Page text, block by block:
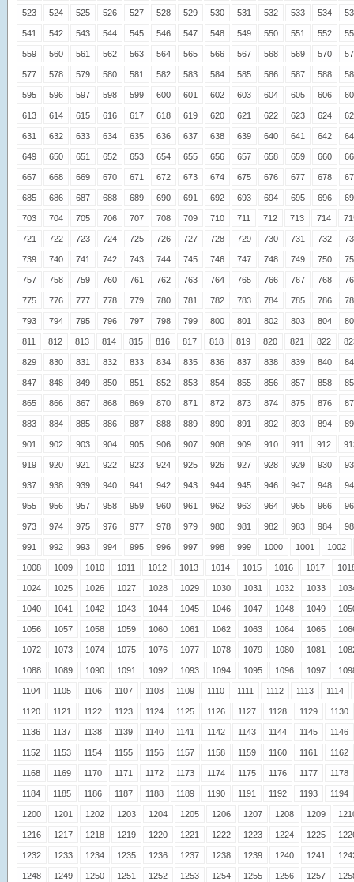
523 524 525 526 527 528 529 530 531 532 533 534
541 542 543 544 545 546 547 548 549 550 551 552
559 560 561 562 563 564 565 566 567 568 569 570
577 578 579 580 581 582 583 584 585 586 587 588
595 596 597 598 599 600 601 602 603 604 605 606
613 614 615 616 617 618 619 620 621 622 623 624
631 632 633 634 635 636 637 638 639 640 641 642
649 650 651 652 653 654 655 656 657 658 659 660
667 668 669 670 671 672 673 674 675 676 677 678
685 686 687 688 689 690 691 692 693 694 695 696
703 704 705 706 707 708 709 710 711 712 713 714
721 722 723 724 725 726 727 728 729 730 731 732
739 740 741 742 743 744 745 746 747 748 749 750
757 758 759 760 761 762 763 764 765 766 767 768
775 776 777 778 779 780 781 782 783 784 785 786
793 794 795 796 797 798 799 800 801 802 803 804
811 812 813 814 815 816 817 818 819 820 821 822
829 830 831 832 833 834 835 836 837 838 839 840
847 848 849 850 851 852 853 854 855 856 857 858
865 866 867 868 869 870 871 872 873 874 875 876
883 884 885 886 887 888 889 890 891 892 893 894
901 902 903 904 905 906 907 908 909 910 911 912
919 920 921 922 923 924 925 926 927 928 929 930
937 938 939 940 941 942 943 944 945 946 947 948
955 956 957 958 959 960 961 962 963 964 965 966
973 974 975 976 977 978 979 980 981 982 983 984
991 992 993 994 995 996 997 998 999 1000 1001 1002
1008 1009 1010 1011 1012 1013 1014 1015 1016 1017
1024 1025 1026 1027 1028 1029 1030 1031 1032 1033
1040 1041 1042 1043 1044 1045 1046 1047 1048 1049
1056 1057 1058 1059 1060 1061 1062 1063 1064 1065
1072 1073 1074 1075 1076 1077 1078 1079 1080 1081
1088 1089 1090 1091 1092 1093 1094 1095 1096 1097
1104 1105 1106 1107 1108 1109 1110 1111 1112 1113 1114
1120 1121 1122 1123 1124 1125 1126 1127 1128 1129 1130
1136 1137 1138 1139 1140 1141 1142 1143 1144 1145 1146
1152 1153 1154 1155 1156 1157 1158 1159 1160 1161 1162
1168 1169 1170 1171 1172 1173 1174 1175 1176 1177 1178
1184 1185 1186 1187 1188 1189 1190 1191 1192 1193 1194
1200 1201 1202 1203 1204 1205 1206 1207 1208 1209
1216 1217 1218 1219 1220 1221 1222 1223 1224 1225
1232 1233 1234 1235 1236 1237 1238 1239 1240 1241
1248 1249 1250 1251 1252 1253 1254 1255 1256 1257